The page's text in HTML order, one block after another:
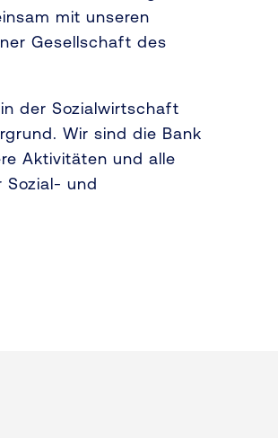
mit unseren
Gesellschaft des
der Sozialwirtschaft
Wir sind die Bank
Aktivitäten und alle
Sozial- und